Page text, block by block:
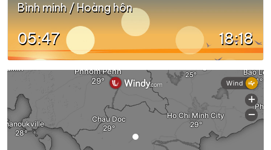
Bình minh / Hoàng hôn
05:47 18:18